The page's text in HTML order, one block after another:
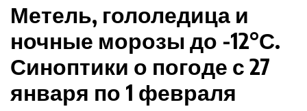
Метель, гололедица и
ночные морозы до -12°С.
Синоптики о погоде с 27
января по 1 февраля